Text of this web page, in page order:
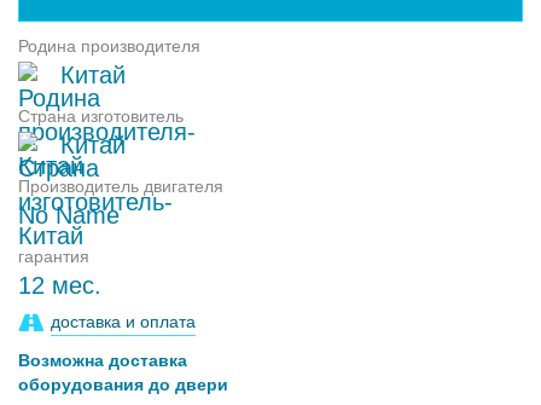
Родина производителя
Китай
Страна изготовитель
Китай
Производитель двигателя
No Name
гарантия
12 мес.
доставка и оплата
Возможна доставка
оборудования до двери